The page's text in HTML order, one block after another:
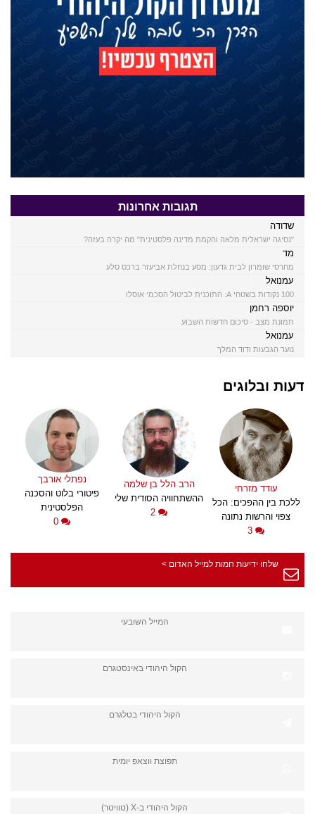
תגובות אחרונות
שדודה
"נסיגה ישראלית מלאה והקמת מדינה פלסטינית" מה יקרה בעזה?
מד
מחרסי שומרון לבית גדעון: מסע בנחלת אביעזר ברכס סלע
עמנואל
100 נקודות בשטחי A: התוכנית לביטול הסכמי אוסלו
יוספה רחמן
תמונת מצב - סיכום חדשות השבוע
עמנואל
נוער הגבעות ודוד המלך
דעות ובלוגים
עודד מזרחי
ללכת בין ההפכים: הכל
צפוי והרשות נתונה
3
הרב הלל בן שלמה
ההשתחוויה הסודית שלי
2
נפתלי אורבך
פיטורי בלוט והסכנה
הפלסטינית
0
שלחו ידיעות חמות למייל האדום >
המייל השובעי
הקול היהודי באינסטגרם
הקול היהודי בטלגרם
תפוצת ווצאפ יומית
הקול היהודי ב-X (טוויטר)